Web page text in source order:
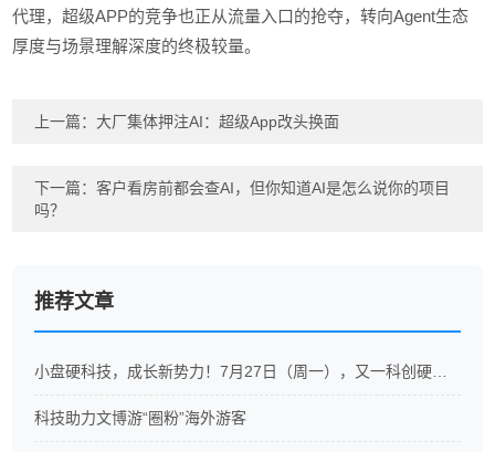
代理，超级APP的竞争也正从流量入口的抢夺，转向Agent生态
厚度与场景理解深度的终极较量。
上一篇： 大厂集体押注AI：超级App改头换面
下一篇：客户看房前都会查AI，但你知道AI是怎么说你的项目
吗？
推荐文章
科技助力文博游“圈粉”海外游客